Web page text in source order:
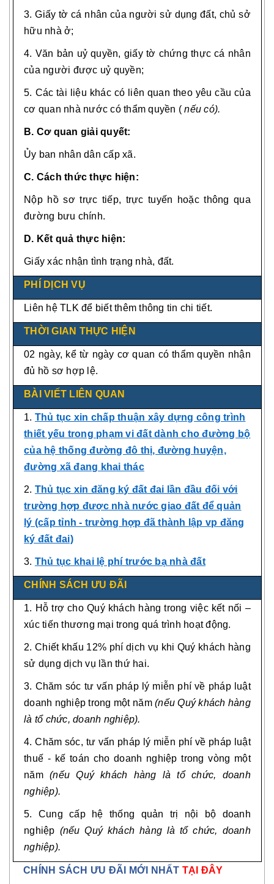
3.Giấy tờ cá nhân của người sử dụng đất, chủ sở
hữu nhà ở;
4. Văn bản uỷ quyền, giấy tờ chứng thực cá nhân
của người được uỷ quyền;
5. Các tài liệu khác có liên quan theo yêu cầu của
cơ quan nhà nước có thẩm quyền (nếu có).
B. Cơ quan giải quyết:
Ủy ban nhân dân cấp xã.
C. Cách thức thực hiện:
Nộp hồ sơ trực tiếp, trực tuyến hoặc thông qua
đường bưu chính.
D. Kết quả thực hiện:
Giấy xác nhận tình trạng nhà, đất.
PHÍ DỊCH VỤ
Liên hệ TLK để biết thêm thông tin chi tiết.
THỜI GIAN THỰC HIỆN
02 ngày, kể từ ngày cơ quan có thẩm quyền nhận
đủ hồ sơ hợp lệ.
BÀI VIẾT LIÊN QUAN
1. Thủ tục xin chấp thuận xây dựng công trình
thiết yếu trong phạm vi đất dành cho đường bộ
của hệ thống đường đô thị, đường huyện,
đường xã đang khai thác
2. Thủ tục xin đăng ký đất đai lần đầu đối với
trường hợp được nhà nước giao đất để quản
lý (cấp tỉnh - trường hợp đã thành lập vp đăng
ký đất đai)
3. Thủ tục khai lệ phí trước bạ nhà đất
CHÍNH SÁCH ƯU ĐÃI
1. Hỗ trợ cho Quý khách hàng trong việc kết nối –
xúc tiến thương mại trong quá trình hoạt động.
2. Chiết khấu 12% phí dịch vụ khi Quý khách hàng
sử dụng dịch vụ lần thứ hai.
3. Chăm sóc tư vấn pháp lý miễn phí về pháp luật
doanh nghiệp trong một năm(nếu Quý khách hàng
là tổ chức, doanh nghiệp).
4. Chăm sóc, tư vấn pháp lý miễn phí về pháp luật
thuế - kế toán cho doanh nghiệp trong vòng một
năm(nếu Quý khách hàng là tổ chức, doanh
nghiệp).
5. Cung cấp hệ thống quản trị nội bộ doanh
nghiệp (nếu Quý khách hàng là tổ chức, doanh
nghiệp).
CHÍNH SÁCH ƯU ĐÃI MỚI NHẤT TẠI ĐÂY